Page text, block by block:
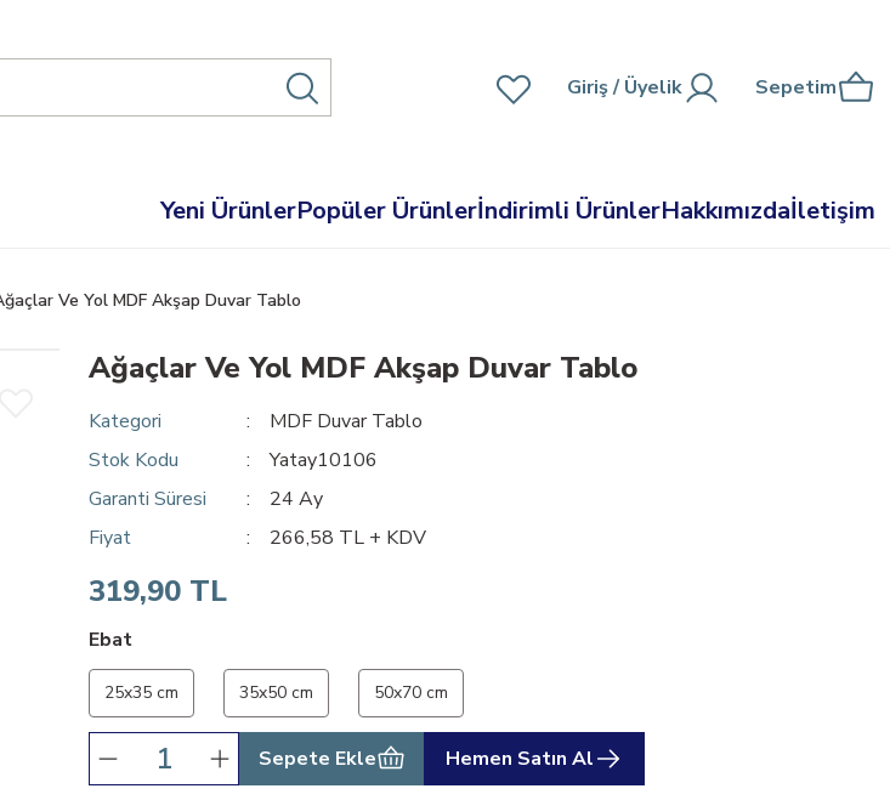
Giriş/ Üyelik Sepetim
Yeni ÜrünlerPopüler Ürünlerİndirimli ÜrünlerHakkımızdaİletişim
Ve Yol MDF Akşap Duvar Tablo
Ağaçlar Ve Yol MDF Akşap Duvar Tablo
Kategori
MDF Duvar Tablo
Stok Kodu
Yatay10106
Garanti Süresi
24 Ay
Fiyat
266,58 TL + KDV
319,90 TL
Ebat
25x35 cm 35x50 cm 50x70 cm
Sepete Ekle Hemen Satın Al